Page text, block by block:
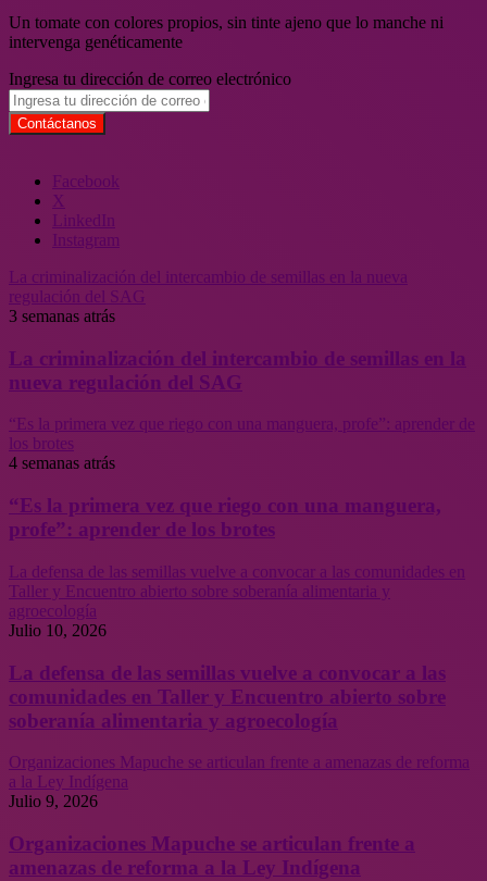
Un tomate con colores propios, sin tinte ajeno que lo manche ni
intervenga genéticamente
Ingresa tu dirección de correo electrónico
Facebook
X
LinkedIn
Instagram
La criminalización del intercambio de semillas en la nueva
regulación del SAG
3 semanas atrás
La criminalización del intercambio de semillas en la
nueva regulación del SAG
“Es la primera vez que riego con una manguera, profe”: aprender de
los brotes
4 semanas atrás
“Es la primera vez que riego con una manguera,
profe”: aprender de los brotes
La defensa de las semillas vuelve a convocar a las comunidades en
Taller y Encuentro abierto sobre soberanía alimentaria y
agroecología
Julio 10, 2026
La defensa de las semillas vuelve a convocar a las
comunidades en Taller y Encuentro abierto sobre
soberanía alimentaria y agroecología
Organizaciones Mapuche se articulan frente a amenazas de reforma
a la Ley Indígena
Julio 9, 2026
Organizaciones Mapuche se articulan frente a
amenazas de reforma a la Ley Indígena